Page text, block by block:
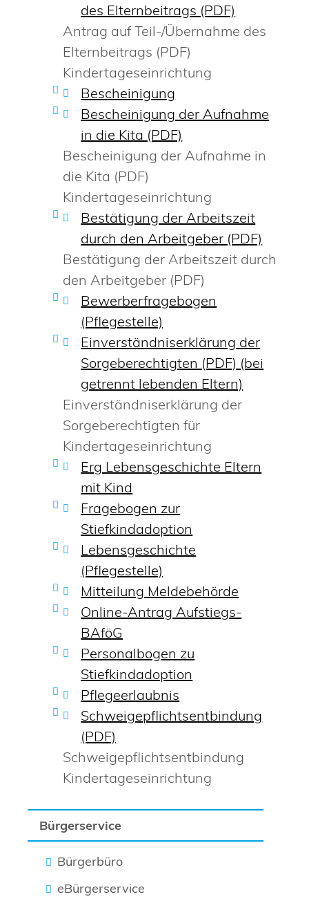
Bürgerservice
Bürgerbüro
eBürgerservice
des Elternbeitrags (PDF)
Antrag auf Teil-/Übernahme des
Elternbeitrags (PDF)
Kindertageseinrichtung
Bescheinigung
Bescheinigung der Aufnahme
in die Kita (PDF)
Bescheinigung der Aufnahme in
die Kita (PDF)
Kindertageseinrichtung
Bestätigung der Arbeitszeit
durch den Arbeitgeber (PDF)
Bestätigung der Arbeitszeit durch
den Arbeitgeber (PDF)
Bewerberfragebogen
(Pflegestelle)
Einverständniserklärung der
Sorgeberechtigten (PDF) (bei
getrennt lebenden Eltern)
Einverständniserklärung der
Sorgeberechtigten für
Kindertageseinrichtung
Erg Lebensgeschichte Eltern
mit Kind
Fragebogen zur
Stiefkindadoption
Lebensgeschichte
(Pflegestelle)
Mitteilung Meldebehörde
Online-Antrag Aufstiegs-
BAföG
Personalbogen zu
Stiefkindadoption
Pflegeerlaubnis
Schweigepflichtsentbindung
(PDF)
Schweigepflichtsentbindung
Kindertageseinrichtung